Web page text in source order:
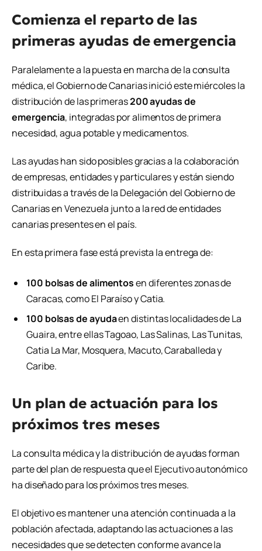
Comienza el reparto de las
primeras ayudas de emergencia
Paralelamente a la puesta en marcha de la consulta
médica, el Gobierno de Canarias inició este miércoles la
distribución de las primeras200 ayudas de
emergencia, integradas por alimentos de primera
necesidad, agua potable y medicamentos.
Las ayudas han sido posibles gracias a la colaboración
de empresas, entidades y particulares y están siendo
distribuidas a través de la Delegación del Gobierno de
Canarias en Venezuela junto a la red de entidades
canarias presentes en el país.
En esta primera fase está prevista la entrega de:
100 bolsas de alimentosen diferentes zonas de
Caracas, como El Paraíso y Catia.
100 bolsas de ayudaen distintas localidades de La
Guaira, entre ellas Tagoao, Las Salinas, Las Tunitas,
Catia La Mar, Mosquera, Macuto, Caraballeda y
Caribe.
Un plan de actuación para los
próximos tres meses
La consulta médica y la distribución de ayudas forman
parte del plan de respuesta que el Ejecutivo autonómico
ha diseñado para los próximos tres meses.
El objetivo es mantener una atención continuada a la
población afectada, adaptando las actuaciones a las
necesidades que se detecten conforme avance la